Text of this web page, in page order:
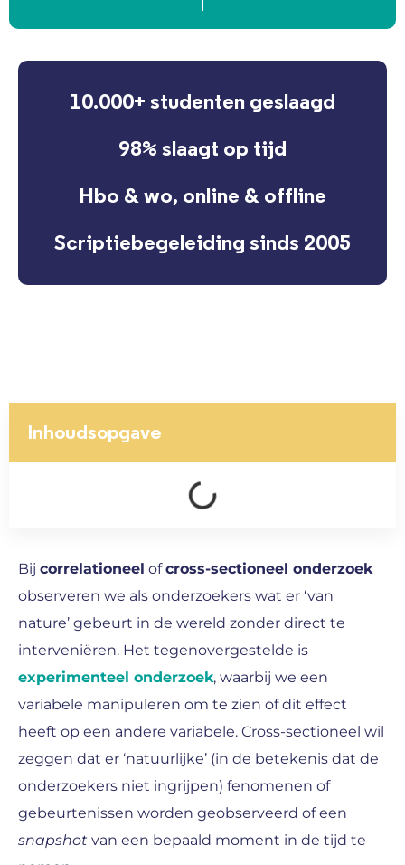
10.000+ studenten geslaagd
98% slaagt op tijd
Hbo & wo, online & offline
Scriptiebegeleiding sinds 2005
Inhoudsopgave
Bij correlationeel ofcross-sectioneel onderzoek
observeren we als onderzoekers wat er ‘van
nature’ gebeurt in de wereld zonder direct te
interveniëren. Het tegenovergestelde is
experimenteel onderzoek, waarbij we een
variabele manipuleren om te zien of dit effect
heeft op een andere variabele. Cross-sectioneel wil
zeggen dat er ‘natuurlijke’ (in de betekenis dat de
onderzoekers niet ingrijpen) fenomenen of
gebeurtenissen worden geobserveerd of een
snapshot van een bepaald moment in de tijd te